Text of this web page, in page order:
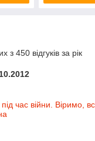
з 450 відгуків за рік
час війни. Віримо,